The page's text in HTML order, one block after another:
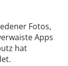
Fotos,
Apps
hat